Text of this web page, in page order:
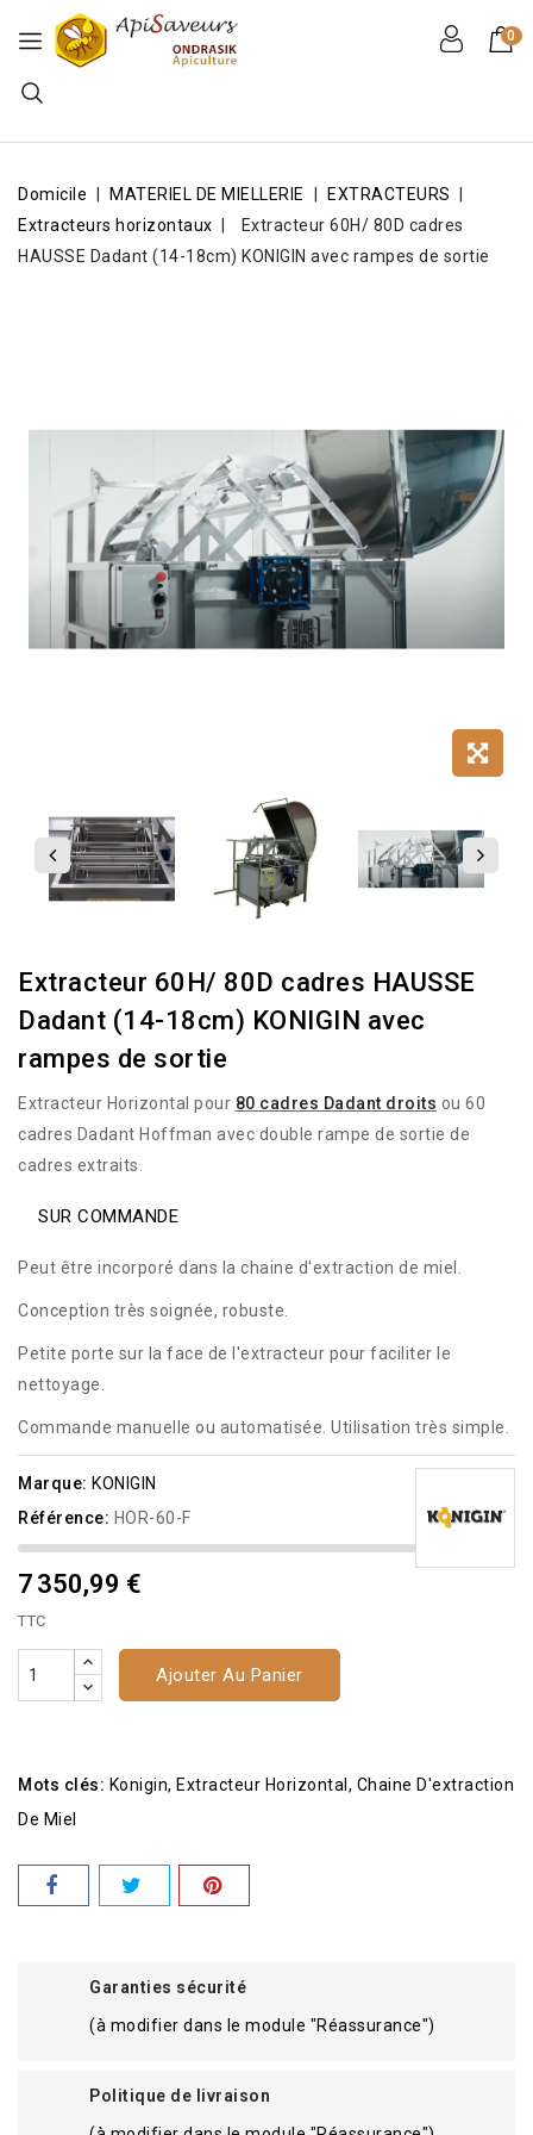
0
Domicile MATERIEL DE MIELLERIE
EXTRACTEURS
Extracteurs horizontaux
Extracteur 60H/ 80D cadres
HAUSSE Dadant (14-18cm) KONIGIN avec rampes de sortie
Extracteur 60H/ 80D cadres HAUSSE
Dadant (14-18cm) KONIGIN avec
rampes de sortie
Extracteur Horizontal pour 80 cadres Dadant droits ou 60
cadres Dadant Hoffman avec double rampe de sortie de
cadres extraits.
SUR COMMANDE
Peut être incorporé dans la chaine d'extraction de miel.
Conception très soignée, robuste.
Petite porte sur la face de l'extracteur pour faciliter le
nettoyage.
Commande manuelle ou automatisée. Utilisation très simple.
Marque: KONIGIN
Référence: HOR-60-F
7 350,99 €
TTC
Ajouter Au Panier
Mots clés: Konigin Extracteur Horizontal
Chaine D'extraction
De Miel
Garanties sécurité
(à modifier dans le module "Réassurance")
Politique de livraison